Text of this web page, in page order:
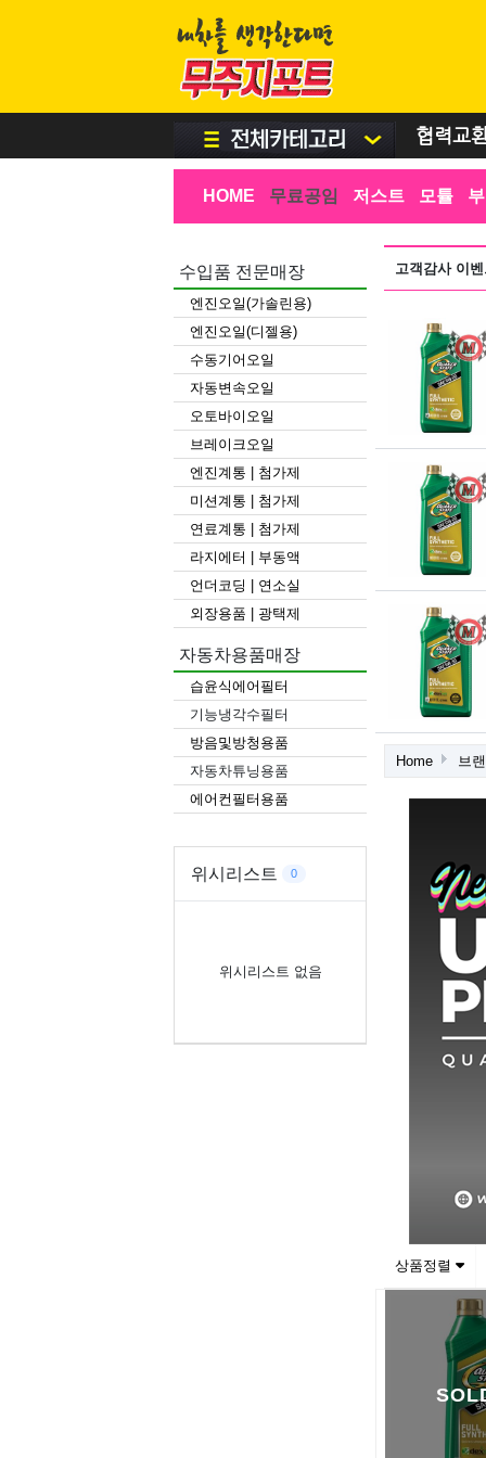
협력교
HOME 무료공임 저스트 모튤
수입품 전문매장
엔진오일(가솔린용)
엔진오일(디젤용)
수동기어오일
자동변속오일
오토바이오일
브레이크오일
엔진계통 | 첨가제
미션계통 | 첨가제
연료계통 | 첨가제
라지에터 | 부동액
언더코딩 | 연소실
외장용품 | 광택제
자동차용품매장
습윤식에어필터
기능냉각수필터
방음및방청용품
자동차튜닝용품
에어컨필터용품
위시리스트 0
위시리스트 없음
고객감사 이
Home 브
상품정렬